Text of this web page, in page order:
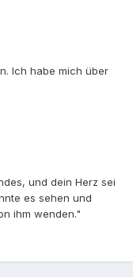
Ich habe mich über
und dein Herz sei
es sehen und
ihm wenden."